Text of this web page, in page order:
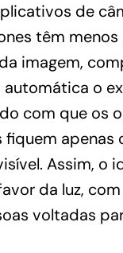
de
têm
imagem,
automática o
com que os
fiquem apenas
Assim, o
da luz,
voltadas